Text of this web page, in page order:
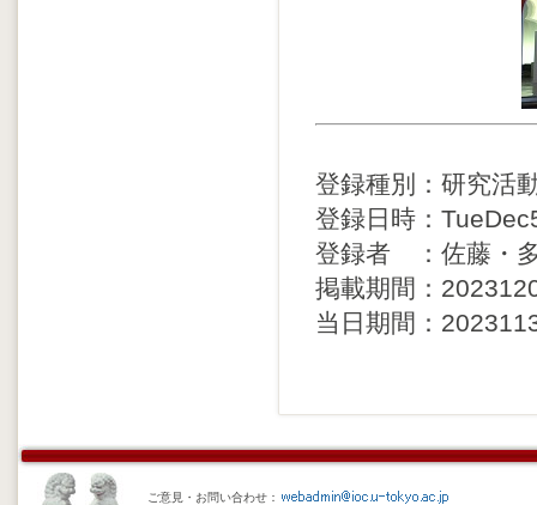
登録種別：研究活
登録日時：
登録者 ：佐藤・
掲載期間：
当日期間：
ご意見・お問い合わせ：